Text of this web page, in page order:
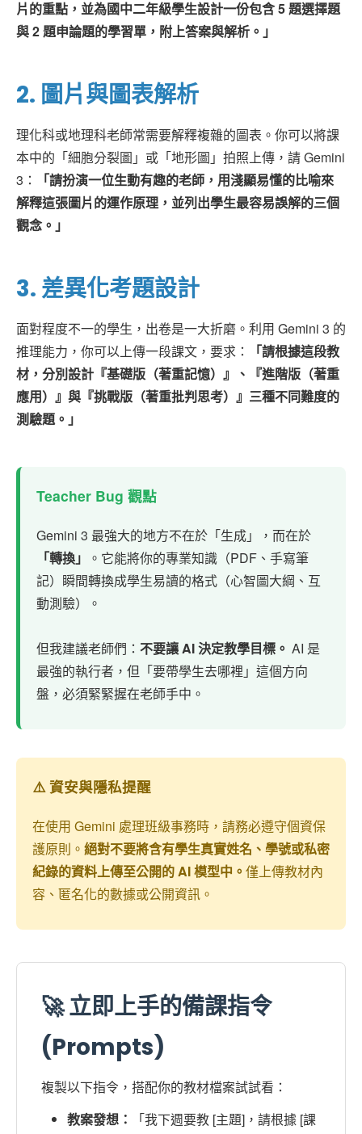
片的重點，並為國中二年級學生設計一份包含 5 題選擇題
與 2 題申論題的學習單，附上答案與解析。」
2. 圖片與圖表解析
理化科或地理科老師常需要解釋複雜的圖表。你可以將課
本中的「細胞分裂圖」或「地形圖」拍照上傳，請 Gemini
3：
「請扮演一位生動有趣的老師，用淺顯易懂的比喻來
解釋這張圖片的運作原理，並列出學生最容易誤解的三個
觀念。」
3. 差異化考題設計
面對程度不一的學生，出卷是一大折磨。利用 Gemini 3 的
推理能力，你可以上傳一段課文，要求：
「請根據這段教
材，分別設計『基礎版（著重記憶）』、『進階版（著重
應用）』與『挑戰版（著重批判思考）』三種不同難度的
測驗題。」
Teacher Bug 觀點
Gemini 3 最強大的地方不在於「生成」，而在於
「轉換」
。它能將你的專業知識（PDF、手寫筆
記）瞬間轉換成學生易讀的格式（心智圖大綱、互
動測驗）。
但我建議老師們： 不要讓 AI 決定教學目標。 AI 是
最強的執行者，但「要帶學生去哪裡」這個方向
盤，必須緊緊握在老師手中。
⚠️ 資安與隱私提醒
在使用 Gemini 處理班級事務時，請務必遵守個資保
護原則。 絕對不要將含有學生真實姓名、學號或私密
紀錄的資料上傳至公開的 AI 模型中。 僅上傳教材內
容、匿名化的數據或公開資訊。
🚀 立即上手的備課指令
(Prompts)
複製以下指令，搭配你的教材檔案試試看：
教案發想：
「我下週要教 [主題]，請根據 [課